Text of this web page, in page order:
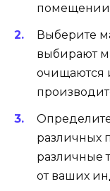
Выберите
выбирают
очищаются
различных
различные
от ваших